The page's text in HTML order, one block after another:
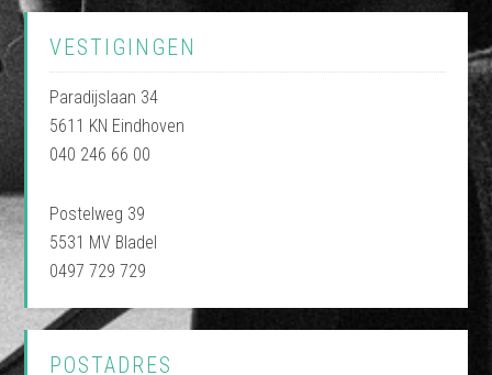
VESTIGINGEN
Paradijslaan 34
5611 KN Eindhoven
040 246 66 00
Postelweg 39
5531 MV Bladel
0497 729 729
POSTADRES